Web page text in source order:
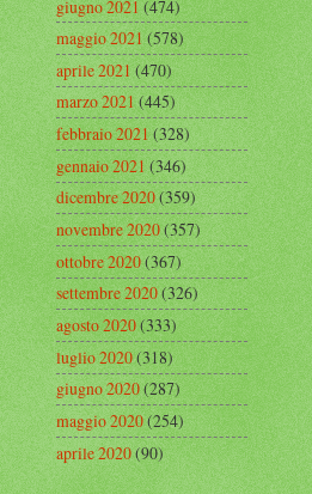
giugno 2021(474)
maggio 2021(578)
aprile 2021(470)
marzo 2021(445)
febbraio 2021(328)
gennaio 2021(346)
dicembre 2020(359)
novembre 2020(357)
ottobre 2020(367)
settembre 2020(326)
agosto 2020(333)
luglio 2020(318)
giugno 2020(287)
maggio 2020(254)
aprile 2020(90)